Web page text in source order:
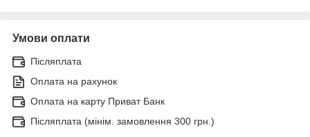
Умови оплати
Післяплата
Оплата на рахунок
Оплата на карту Приват Банк
Післяплата (мінім. замовлення 300 грн.)